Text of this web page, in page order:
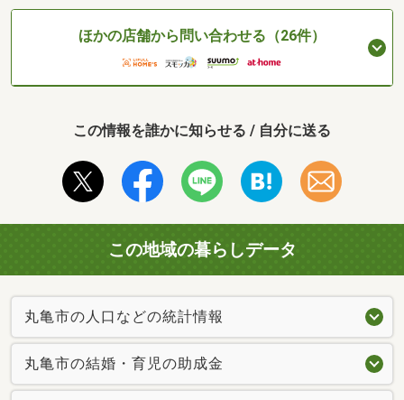
ほかの店舗から問い合わせる（26件）
この情報を誰かに知らせる / 自分に送る
この地域の暮らしデータ
丸亀市の人口などの統計情報
丸亀市の結婚・育児の助成金